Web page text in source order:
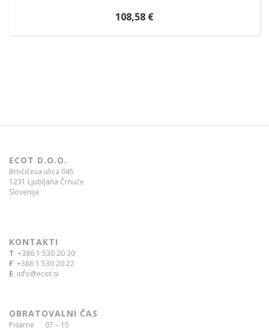
108,58 €
ECOT D.O.O.
Brnčičeva ulica 045
1231 Ljubljana Črnuče
Slovenija
KONTAKTI
T +386 1 530 20 30
F +386 1 530 20 22
E info@ecot.si
OBRATOVALNI ČAS
Pisarne 07 – 15